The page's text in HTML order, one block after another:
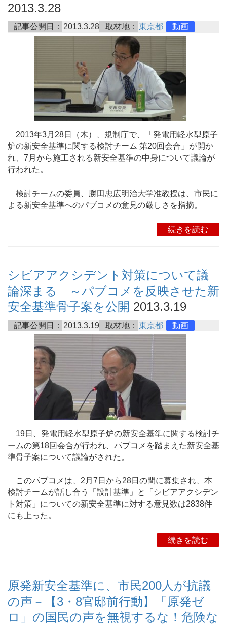
2013.3.28
記事公開日： 2013.3.28 取材地： 東京都 動画
2013年3月28日（木）、規制庁で、「発電用軽水型原子
炉の新安全基準に関する検討チーム 第20回会合」が開か
れ、7月から施工される新安全基準の中身について議論が
行われた。
検討チームの委員、勝田忠広明治大学准教授は、市民に
よる新安全基準へのパブコメの意見の厳しさを指摘。
続きを読む
シビアアクシデント対策について議
論深まる ～パブコメを反映させた新
安全基準骨子案を公開 2013.3.19
記事公開日： 2013.3.19 取材地： 東京都 動画
19日、発電用軽水型原子炉の新安全基準に関する検討チ
ームの第18回会合が行われ、パブコメを踏まえた新安全基
準骨子案について議論がされた。
このパブコメは、2月7日から28日の間に募集され、本
検討チームが話し合う「設計基準」と「シビアアクシデン
ト対策」についての新安全基準に対する意見数は2838件
にも上った。
続きを読む
原発新安全基準に、市民200人が抗議
の声－【3・8官邸前行動】「原発ゼ
ロ」の国民の声を無視するな！危険な